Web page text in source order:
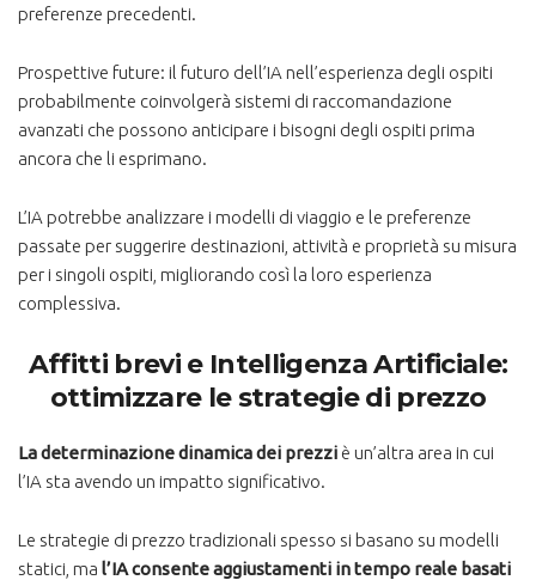
preferenze precedenti.
Prospettive future: il futuro dell’IA nell’esperienza degli ospiti
probabilmente coinvolgerà sistemi di raccomandazione
avanzati che possono anticipare i bisogni degli ospiti prima
ancora che li esprimano.
L’IA potrebbe analizzare i modelli di viaggio e le preferenze
passate per suggerire destinazioni, attività e proprietà su misura
per i singoli ospiti, migliorando così la loro esperienza
complessiva.
Affitti brevi e Intelligenza Artificiale:
ottimizzare le strategie di prezzo
La determinazione dinamica dei prezzi è un’altra area in cui
l’IA sta avendo un impatto significativo.
Le strategie di prezzo tradizionali spesso si basano su modelli
statici, ma l’IA consente aggiustamenti in tempo reale basati